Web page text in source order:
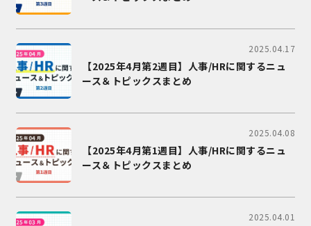
2025.04.17
【2025年4月第2週目】人事/HRに関するニュ
ース＆トピックスまとめ
2025.04.08
【2025年4月第1週目】人事/HRに関するニュ
ース＆トピックスまとめ
2025.04.01